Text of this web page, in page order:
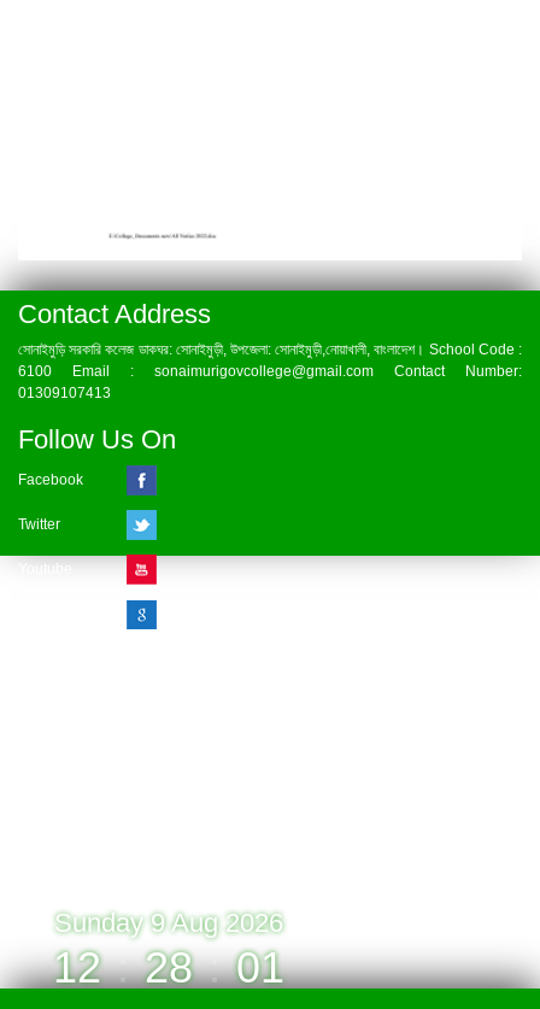
Contact Address
সোনাইমুড়ি সরকারি কলেজ ডাকঘর: সোনাইমুড়ী, উপজেলা: সোনাইমুড়ী,নোয়াখালী, বাংলাদেশ। School Code :
6100 Email : sonaimurigovcollege@gmail.com Contact Number:
01309107413
Follow Us On
Facebook
Twitter
Sunday 9 Aug 2026
12 : 28 : 01